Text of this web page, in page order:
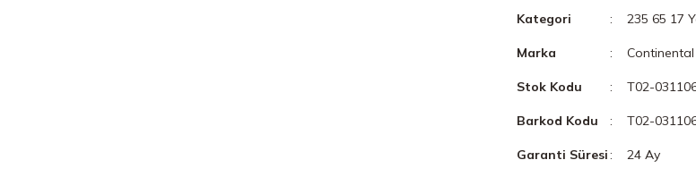
Kategori 235 65 17
Marka Continental
Stok Kodu T02-
Barkod Kodu T02-
Garanti Süresi 24 Ay